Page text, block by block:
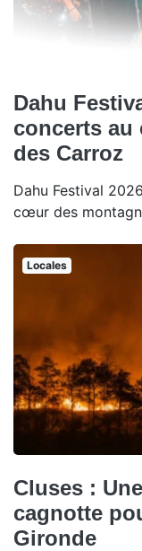
Dahu
concerts
des Carroz
Dahu Festival
cœur des
Locales
Cluses :
cagnotte
Gironde